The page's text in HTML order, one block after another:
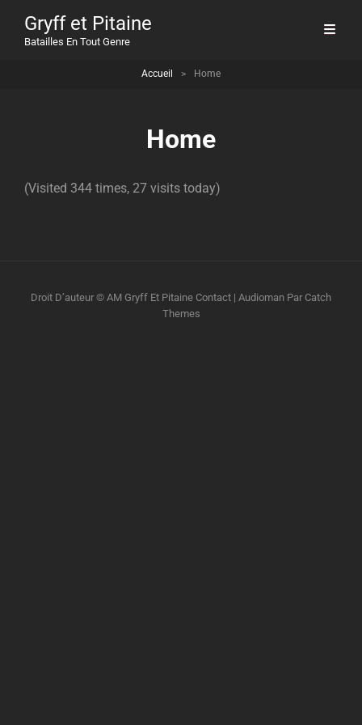
Gryff et Pitaine
Batailles En Tout Genre
Accueil > Home
Home
(Visited 344 times, 27 visits today)
Droit D’auteur © AM Gryff Et Pitaine Contact | Audioman Par Catch
Themes